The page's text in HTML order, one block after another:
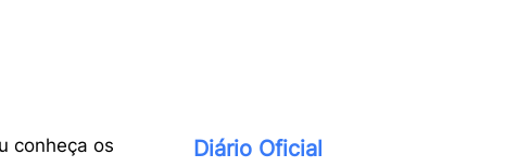
conheça os
Diário Oficial